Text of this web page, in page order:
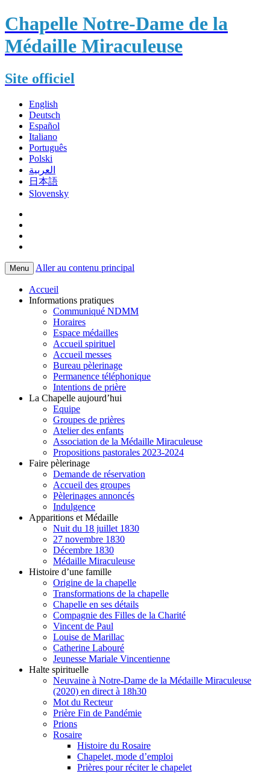
Chapelle Notre-Dame de la
Médaille Miraculeuse
Site officiel
English
Deutsch
Español
Italiano
Português
Polski
العربية
日本語
Slovensky
Menu Aller au contenu principal
Accueil
Informations pratiques
Communiqué NDMM
Horaires
Espace médailles
Accueil spirituel
Accueil messes
Bureau pèlerinage
Permanence téléphonique
Intentions de prière
La Chapelle aujourd’hui
Equipe
Groupes de prières
Atelier des enfants
Association de la Médaille Miraculeuse
Propositions pastorales 2023-2024
Faire pèlerinage
Demande de réservation
Accueil des groupes
Pèlerinages annoncés
Indulgence
Apparitions et Médaille
Nuit du 18 juillet 1830
27 novembre 1830
Décembre 1830
Médaille Miraculeuse
Histoire d’une famille
Origine de la chapelle
Transformations de la chapelle
Chapelle en ses détails
Compagnie des Filles de la Charité
Vincent de Paul
Louise de Marillac
Catherine Labouré
Jeunesse Mariale Vincentienne
Halte spirituelle
Neuvaine à Notre-Dame de la Médaille Miraculeuse
(2020) en direct à 18h30
Mot du Recteur
Prière Fin de Pandémie
Prions
Rosaire
Histoire du Rosaire
Chapelet, mode d’emploi
Prières pour réciter le chapelet